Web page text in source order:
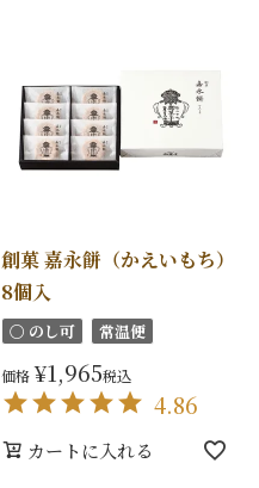
創菓 嘉永餅（かえいもち）
8個入
〇 のし可 常温便
価格 ¥1,965税込
4.86
カートに入れる